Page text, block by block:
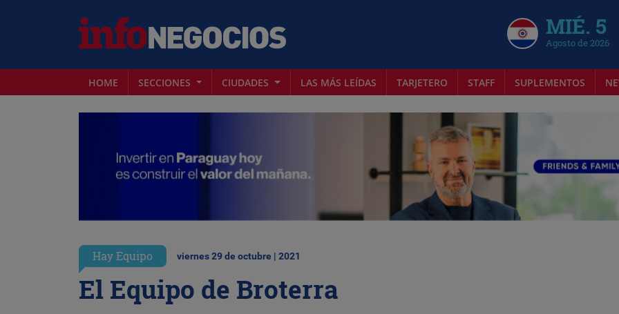
MIÉ. 5
Agosto de 2026
HOME SECCIONES CIUDADES LAS MÁS LEÍDAS TARJETERO STAFF SUPLEMENTOS
Hay Equipo viernes 29 de octubre | 2021
El Equipo de Broterra